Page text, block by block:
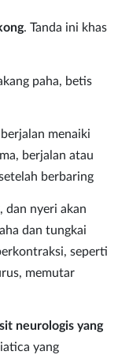
. Tanda ini khas
paha, betis
menaiki
berjalan atau
berbaring
dan nyeri akan
dan tungkai
seperti
memutar
neurologis yang
yang